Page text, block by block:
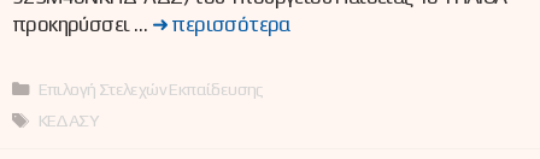
προκηρύσσει … ➜ περισσότερα
Κατηγορίες
Επιλογή Στελεχών Εκπαίδευσης
Ετικέτες
ΚΕΔΑΣΥ